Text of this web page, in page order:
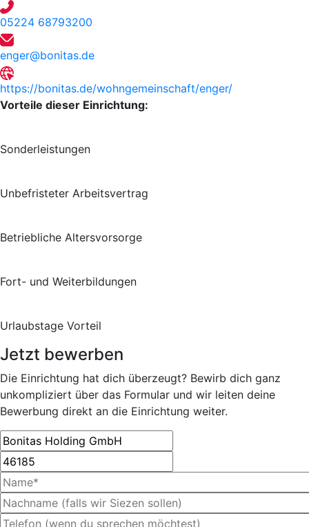
05224 68793200
enger@bonitas.de
https://bonitas.de/wohngemeinschaft/enger/
Vorteile dieser Einrichtung:
Sonder­leistungen
Unbefristeter Arbeitsvertrag
Betriebliche Altersvorsorge
Fort- und Weiterbildungen
Urlaubstage Vorteil
Jetzt bewerben
Die Einrichtung hat dich überzeugt? Bewirb dich ganz
unkompliziert über das Formular und wir leiten deine
Bewerbung direkt an die Einrichtung weiter.